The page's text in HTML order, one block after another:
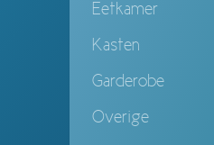
Eetkamer
Kasten
Garderobe
Overige